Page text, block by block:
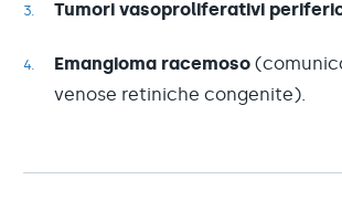
Tumori vasoproliferativi
Emangioma racemoso
venose retiniche congenite).